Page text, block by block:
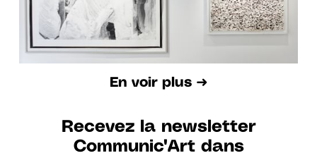
En voir plus ➜
Recevez la newsletter
Communic'Art dans